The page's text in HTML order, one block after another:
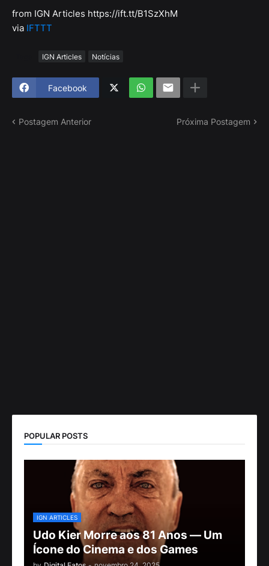
from IGN Articles https://ift.tt/B1SzXhM
via IFTTT
IGN Articles Notícias
Facebook
Postagem Anterior Próxima Postagem
POPULAR POSTS
IGN ARTICLES
Udo Kier Morre aos 81 Anos — Um
Ícone do Cinema e dos Games